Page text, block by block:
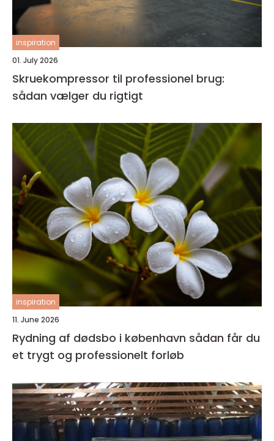
inspiration
01. July 2026
Skruekompressor til professionel brug:
sådan vælger du rigtigt
inspiration
11. June 2026
Rydning af dødsbo i københavn sådan får du
et trygt og professionelt forløb